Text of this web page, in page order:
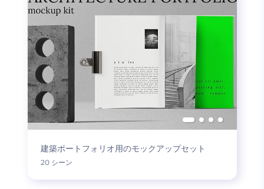
建築ポートフォリオ用のモックアップセット
20 シーン